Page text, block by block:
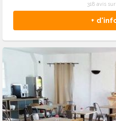
+
318 avis